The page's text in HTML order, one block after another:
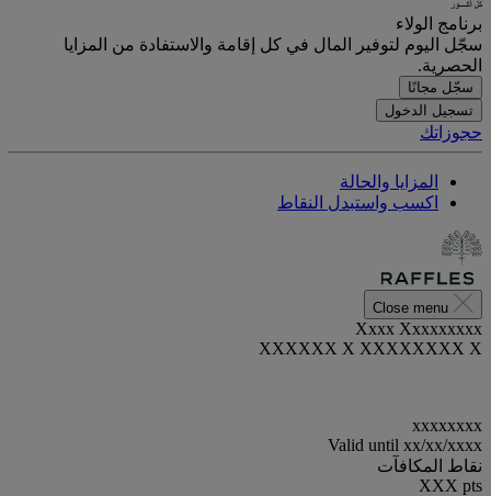
برنامج الولاء
سجّل اليوم لتوفير المال في كل إقامة والاستفادة من المزايا
الحصرية.
سجّل مجانًا
تسجيل الدخول
حجوزاتك
المزايا والحالة
اكسب واستبدل النقاط
Close menu
Xxxx Xxxxxxxxx
XXXXXX X XXXXXXXX X
xxxxxxxx
Valid until xx/xx/xxxx
نقاط المكافآت
XXX pts